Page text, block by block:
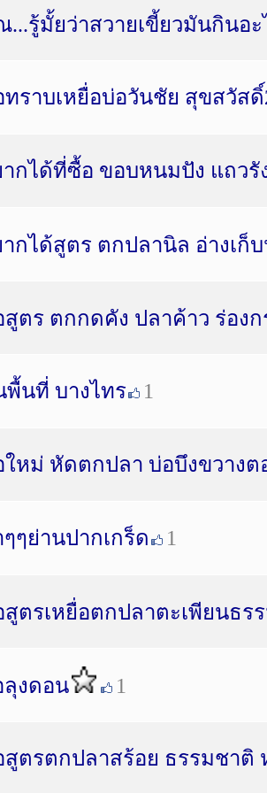
...รู้มั้ยว่าสวายเขี้ยวมันกินอะ
ทราบเหยื่อบ่อวันชัย สุขสวัส
ากได้ที่ซื้อ ขอบหนมปัง แถว
ากได้สูตร ตกปลานิล อ่างเก็
สูตร ตกกดคัง ปลาค้าว ร่อง
พื้นที่ บางไทร 1
ใหม่ หัดตกปลา บ่อบึงขวางต
ๆย่านปากเกร็ด 1
สูตรเหยื่อตกปลาตะเพียนธร
ลุงดอน 1
สูตรตกปลาสร้อย ธรรมชาติ